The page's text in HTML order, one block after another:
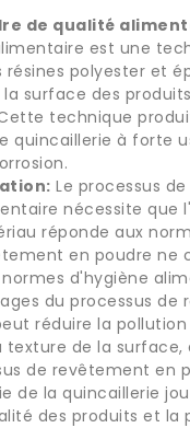
de qualité
est une
polyester et
surface des
technique
quincaillerie à forte
Le processus
nécessite
réponde aux
en poudre ne
d'hygiène
du processus
réduire la
de la surface,
de revêtement en
de la quincaillerie
des produits et la